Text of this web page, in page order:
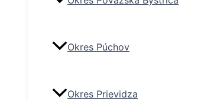
Okres Púchov
Okres Prievidza